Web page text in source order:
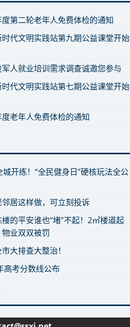
第二轮老年人免费体检的通知
代文明实践站第九期公益课堂开始
人就业培训需求调查诚邀您参与
代文明实践站第七期公益课堂开始
老年人免费体检的通知
开练！“全民健身日”硬核玩法全公
居这样做，可立刻投诉
的平安谁也“堵”不起！2㎡楼道起
业双双被罚
大排查大整治！
高考分数线公布